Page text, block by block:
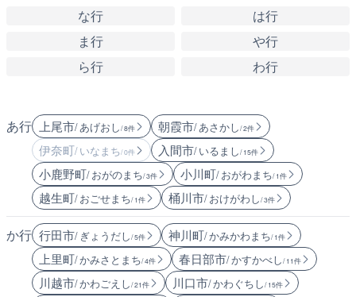
な行
は行
ま行
や行
ら行
わ行
あ行 上尾市/ あげおし/ 8件 朝霞市/ あさかし/ 2件
伊奈町/ いなまち/ 0件 入間市/ いるまし/ 15件
小鹿野町/ おがのまち/ 3件 小川町/ おがわまち/ 1件
越生町/ おごせまち/ 1件 桶川市/ おけがわし/ 3件
か行 行田市/ ぎょうだし/ 5件 神川町/ かみかわまち/ 1件
上里町/ かみさとまち/ 4件 春日部市/ かすかべし/ 11件
川越市/ かわごえし/ 21件 川口市/ かわぐちし/ 15件